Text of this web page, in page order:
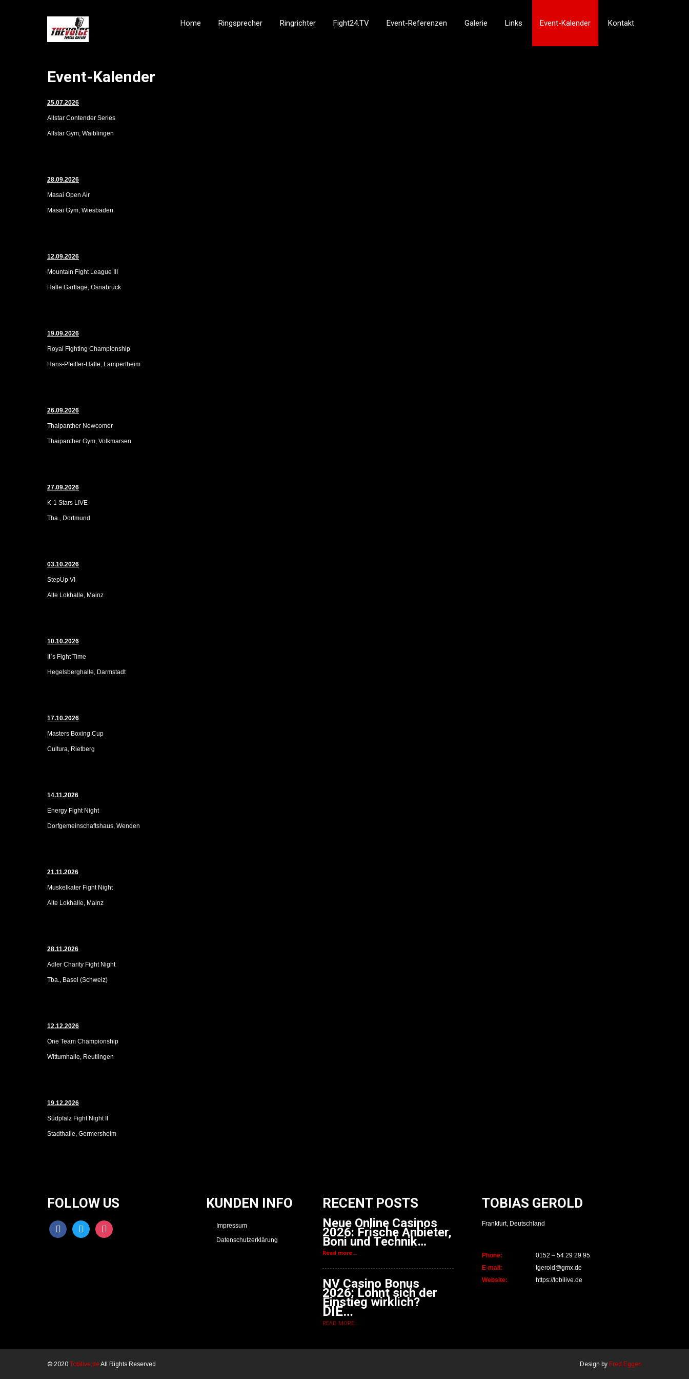
Home Ringsprecher Ringrichter Fight24.TV Event-Referenzen Galerie Links Event-Kalender Kontakt
Event-Kalender
25.07.2026
Allstar Contender Series
Allstar Gym, Waiblingen
28.09.2026
Masai Open Air
Masai Gym, Wiesbaden
12.09.2026
Mountain Fight League III
Halle Gartlage, Osnabrück
19.09.2026
Royal Fighting Championship
Hans-Pfeiffer-Halle, Lampertheim
26.09.2026
Thaipanther Newcomer
Thaipanther Gym, Volkmarsen
27.09.2026
K-1 Stars LIVE
Tba., Dortmund
03.10.2026
StepUp VI
Alte Lokhalle, Mainz
10.10.2026
It`s Fight Time
Hegelsberghalle, Darmstadt
17.10.2026
Masters Boxing Cup
Cultura, Rietberg
14.11.2026
Energy Fight Night
Dorfgemeinschaftshaus, Wenden
21.11.2026
Muskelkater Fight Night
Alte Lokhalle, Mainz
28.11.2026
Adler Charity Fight Night
Tba., Basel (Schweiz)
12.12.2026
One Team Championship
Wittumhalle, Reutlingen
19.12.2026
Südpfalz Fight Night II
Stadthalle, Germersheim
FOLLOW US
facebooktwitter instagram
KUNDEN INFO
Impressum
Datenschutzerklärung
RECENT POSTS
Neue Online Casinos
2026: Frische Anbieter,
Boni und Technik…
Read more...
NV Casino Bonus
2026: Lohnt sich der
Einstieg wirklich?
DIE…
READ MORE...
TOBIAS GEROLD
Frankfurt, Deutschland
Phone:
0152 – 54 29 29 95
E-mail:
tgerold@gmx.de
Website:
https://tobilive.de
© 2020 Tobilive.deAll Rights Reserved Design by Fred Eggen